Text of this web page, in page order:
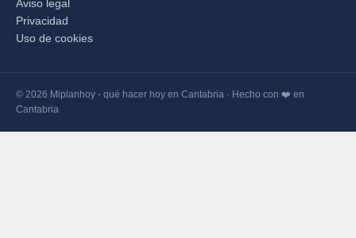
Aviso legal
Privacidad
Uso de cookies
© 2026 Miplanhoy - qué hacer hoy en Cantabria · Hecho con ❤️ en
Cantabria